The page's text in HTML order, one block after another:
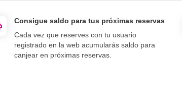
Consigue saldo para tus próximas reservas
Cada vez que reserves con tu usuario
registrado en la web acumularás saldo para
canjear en próximas reservas.